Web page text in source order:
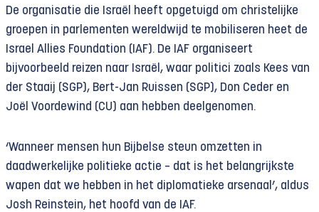
De organisatie die Israël heeft opgetuigd om christelijke
groepen in parlementen wereldwijd te mobiliseren heet de
Israel Allies Foundation (IAF). De IAF organiseert
bijvoorbeeld reizen naar Israël, waar politici zoals Kees van
der Staaij (SGP), Bert-Jan Ruissen (SGP), Don Ceder en
Joël Voordewind (CU) aan hebben deelgenomen.
‘Wanneer mensen hun Bijbelse steun omzetten in
daadwerkelijke politieke actie – dat is het belangrijkste
wapen dat we hebben in het diplomatieke arsenaal’, aldus
Josh Reinstein, het hoofd van de IAF.